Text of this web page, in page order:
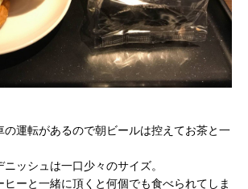
の運転があるので朝ビールは控えてお茶と一
ッシュは一口少々のサイズ。
ーと一緒に頂くと何個でも食べられてしま